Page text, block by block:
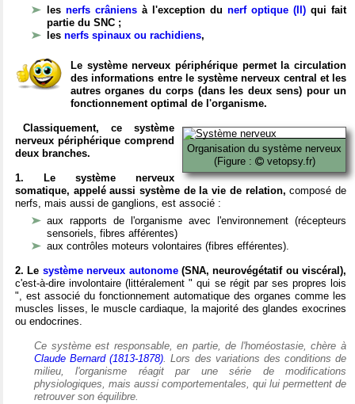
les nerfs crâniens à l'exception du nerf optique (II) qui fait
partie du SNC ;
les nerfs spinaux ou rachidiens,
Le système nerveux périphérique permet la circulation
des informations entre le système nerveux central et les
autres organes du corps (dans les deux sens) pour un
fonctionnement optimal de l'organisme.
Organisation du système nerveux
(Figure :
vetopsy.fr)
Classiquement, ce système
nerveux périphérique comprend
deux branches.
1. Le système nerveux
somatique, appelé aussi système de la vie de relation, composé de
nerfs, mais aussi de ganglions, est associé :
aux rapports de l'organisme avec l'environnement (récepteurs
sensoriels, fibres afférentes)
aux contrôles moteurs volontaires (fibres efférentes).
2. Le système nerveux autonome(SNA, neurovégétatif ou viscéral),
c'est-à-dire involontaire (littéralement " qui se régit par ses propres lois
", est associé du fonctionnement automatique des organes comme les
muscles lisses, le muscle cardiaque, la majorité des glandes exocrines
ou endocrines.
Ce système est responsable, en partie, de l'homéostasie, chère à
Claude Bernard (1813-1878). Lors des variations des conditions de
milieu, l'organisme réagit par une série de modifications
physiologiques, mais aussi comportementales, qui lui permettent de
retrouver son équilibre.